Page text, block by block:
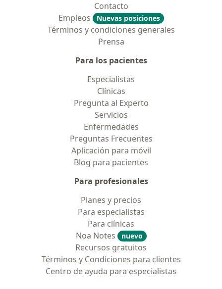
Contacto
Empleos
Nuevas posiciones
Términos y condiciones generales
Prensa
Para los pacientes
Especialistas
Clínicas
Pregunta al Experto
Servicios
Enfermedades
Preguntas Frecuentes
Aplicación para móvil
Blog para pacientes
Para profesionales
Planes y precios
Para especialistas
Para clínicas
Noa Notes
nuevo
Recursos gratuitos
Términos y Condiciones para clientes
Centro de ayuda para especialistas